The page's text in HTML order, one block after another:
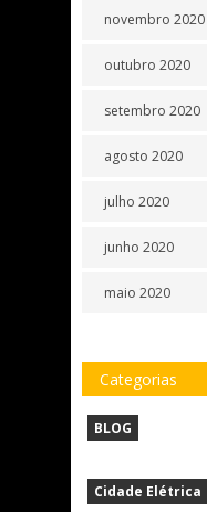
novembro 2020
outubro 2020
setembro 2020
agosto 2020
julho 2020
junho 2020
maio 2020
Categorias
BLOG
Cidade Elétrica